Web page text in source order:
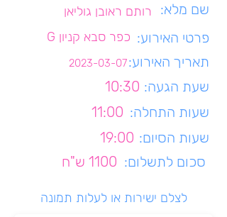
רותם ראובן גוליאן שם מלא:
כפר סבא קניון G פרטי האירוע:
2023-03-07תאריך האירוע:
10:30 שעת הגעה:
11:00 שעות התחלה:
19:00 שעות הסיום:
1100 ש"ח סכום לתשלום:
לצלם ישירות או לעלות תמונה